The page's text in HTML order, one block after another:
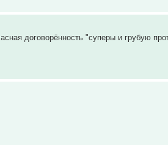
договорённость "суперы и грубую